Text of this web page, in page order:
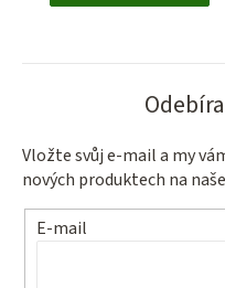
Vložte svůj e-mail a my
nových produktech na
E-mail